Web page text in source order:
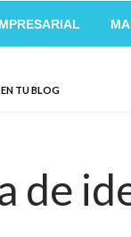
TU BLOG
de